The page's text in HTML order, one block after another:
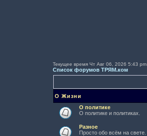
Текущее время Чт Авг 06, 2026 5:43 pm
Список форумов ТРЯМ.ком
О Жизни
О политике
О политике и политиках.
Разное
Просто обо всём на свете.